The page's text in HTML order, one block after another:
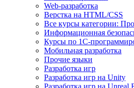
Web-разработка
Верстка на HTML/CSS
Все курсы категории:
Информационная
Курсы по 1С-
Мобильная разработка
Прочие языки
Разработка игр
Разработка игр на Unity
Разработка игр на Unreal